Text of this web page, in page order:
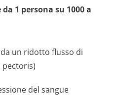
1 persona su 1000 a
un ridotto flusso di
pectoris)
del sangue